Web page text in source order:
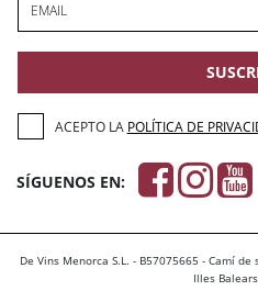
EMAIL
ACEPTO LA POLÍTICA DE
SÍGUENOS EN:
De Vins Menorca S.L. - B57075665 - Camí
Illes